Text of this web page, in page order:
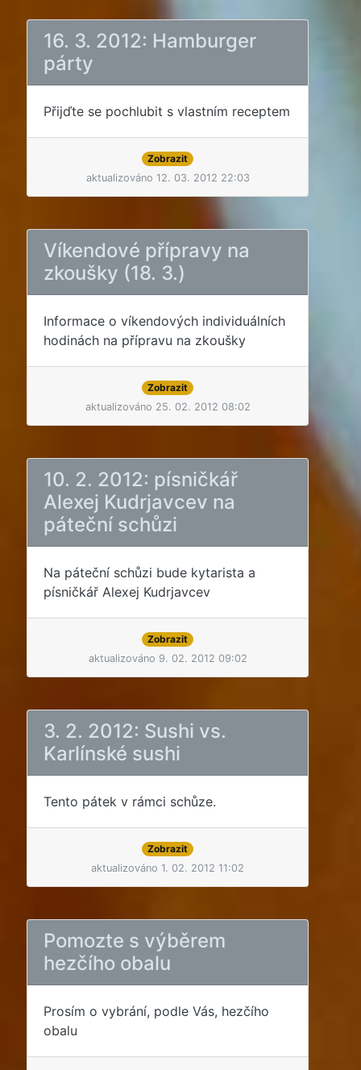
16. 3. 2012: Hamburger
párty
Přijďte se pochlubit s vlastním receptem
Zobrazit
aktualizováno 12. 03. 2012 22:03
Víkendové přípravy na
zkoušky (18. 3.)
Informace o víkendových individuálních
hodinách na přípravu na zkoušky
Zobrazit
aktualizováno 25. 02. 2012 08:02
10. 2. 2012: písničkář
Alexej Kudrjavcev na
páteční schůzi
Na páteční schůzi bude kytarista a
písničkář Alexej Kudrjavcev
Zobrazit
aktualizováno 9. 02. 2012 09:02
3. 2. 2012: Sushi vs.
Karlínské sushi
Tento pátek v rámci schůze.
Zobrazit
aktualizováno 1. 02. 2012 11:02
Pomozte s výběrem
hezčího obalu
Prosím o vybrání, podle Vás, hezčího
obalu